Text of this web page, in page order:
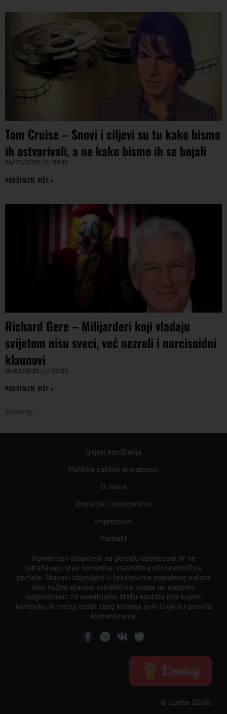
Tom Cruise – Snovi i ciljevi su tu kako bismo
ih ostvarivali, a ne kako bismo ih se bojali
26/05/2025 00:17
PROČITAJTE VIŠE »
Richard Gere – Milijarderi koji vladaju
svijetom nisu sveci, već nezreli i narcisoidni
klaunovi
14/02/2025 00:50
PROČITAJTE VIŠE »
Loading
Uvjeti korištenja
Politika zaštite privatnosti
O nama
Donacije i sponzorstva
Impressum
Kontakt
Komentari objavljeni na portalu epoha.com.hr ne
odražavaju stav korisnika, vlasništva niti uredništva
portala. Stavovi objavljeni u tekstovima pojedinog autora
nisu nužno stavovi uredništva, stoga ne snosimo
odgovornost za eventualnu štetu nastalu bilo kojem
korisniku ili trećoj osobi zbog kršenja ovih Uvjeta i pravila
komentiranja.
© Epoha 2026.